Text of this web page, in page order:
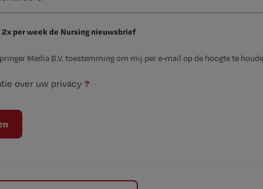
2x per week de Nursing nieuwsbrief
Media B.V. toestemming om mij per e-mail op de hoogte te
over uw privacy ?